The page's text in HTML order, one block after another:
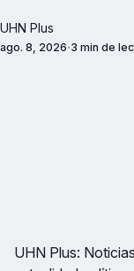
UHN Plus
ago. 8, 2026 3 min de
UHN Plus: